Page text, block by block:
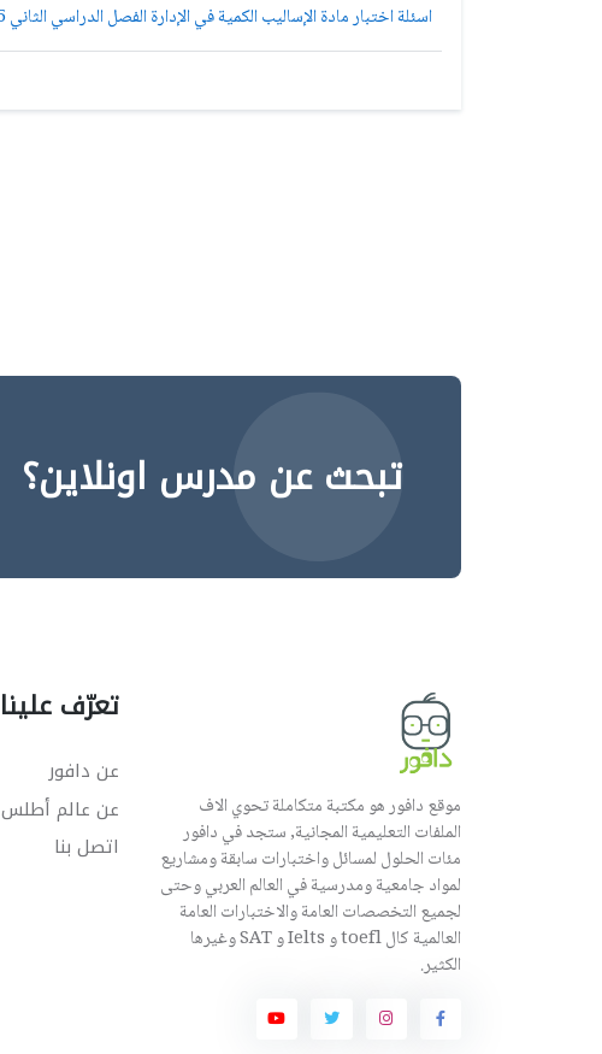
اسئلة اختبار مادة الإساليب الكمية في الإدارة الفصل الدراسي الثاني 1435هـ نموذج (d)
تبحث عن مدرس اونلاين؟
موقع دافور هو مكتبة متكاملة تحوي الاف
الملفات التعليمية المجانية, ستجد في دافور
مئات الحلول لمسائل واختبارات سابقة ومشاريع
لمواد جامعية ومدرسية في العالم العربي وحتى
لجميع التخصصات العامة والاختبارات العامة
العالمية كال toefl و Ielts و SAT وغيرها
الكثير.
تعرّف علينا
عن دافور
عن عالم أطلس
اتصل بنا